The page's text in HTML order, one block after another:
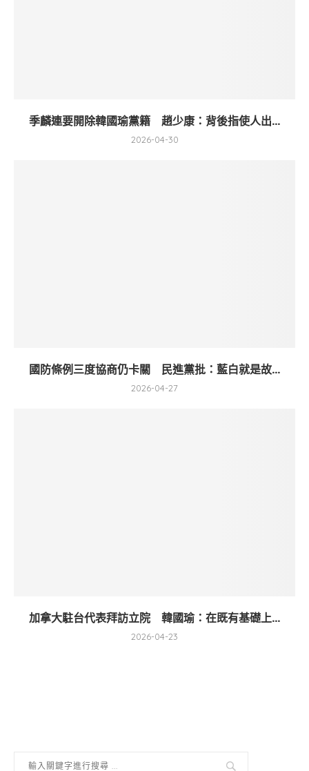
季麟連要開除韓國瑜黨籍 趙少康：背後指使人出...
2026-04-30
國防條例三度協商仍卡關 民進黨批：藍白就是故...
2026-04-27
加拿大駐台代表拜訪立院 韓國瑜：在既有基礎上...
2026-04-23